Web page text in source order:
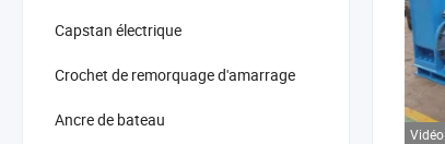
Capstan électrique
Crochet de remorquage d'amarrage
Ancre de bateau
Vidéo